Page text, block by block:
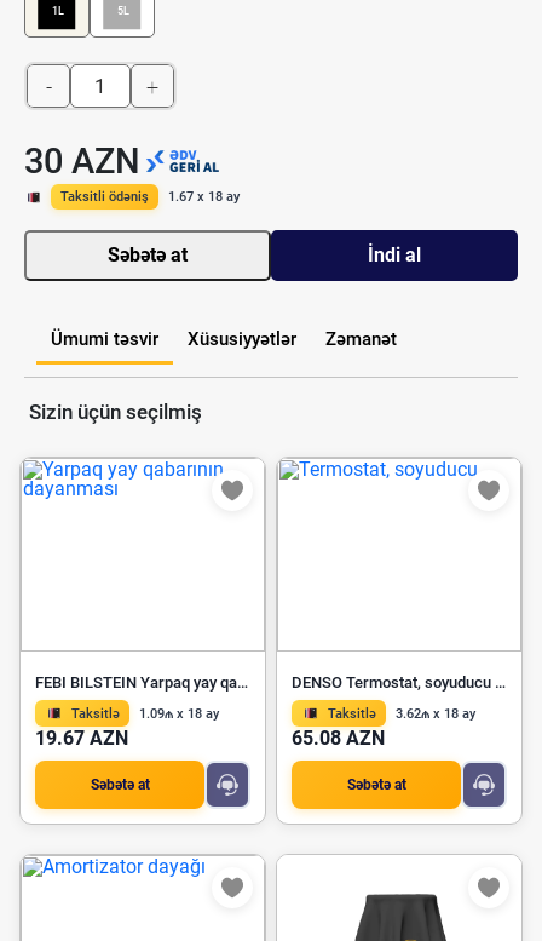
1L 5L
- +
30 AZN
Taksitli ödəniş 1.67 x 18 ay
Səbətə at İndi al
Ümumi təsvir Xüsusiyyətlər Zəmanət
Sizin üçün seçilmiş
FEBI BILSTEIN Yarpaq yay qabarının dayanması 32538
Taksitlə 1.09₼ x 18 ay
19.67 AZN
Səbətə at
DENSO Termostat, soyuducu DTM95394
Taksitlə 3.62₼ x 18 ay
65.08 AZN
Səbətə at